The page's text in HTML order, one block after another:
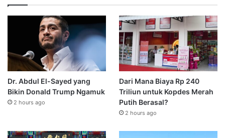
Dr. Abdul El-Sayed yang
Bikin Donald Trump Ngamuk
2 hours ago
Dari Mana Biaya Rp 240
Triliun untuk Kopdes Merah
Putih Berasal?
2 hours ago